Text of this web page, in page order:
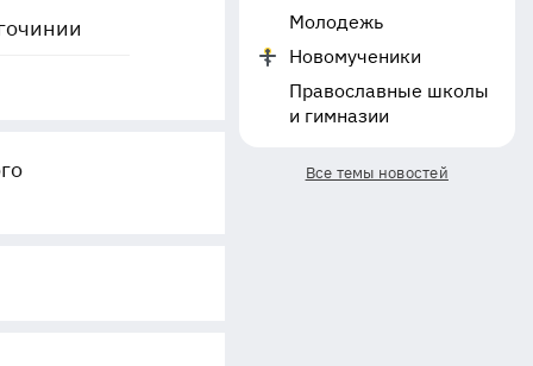
Молодежь
Новомученики
Православные школы
и гимназии
Все темы новостей